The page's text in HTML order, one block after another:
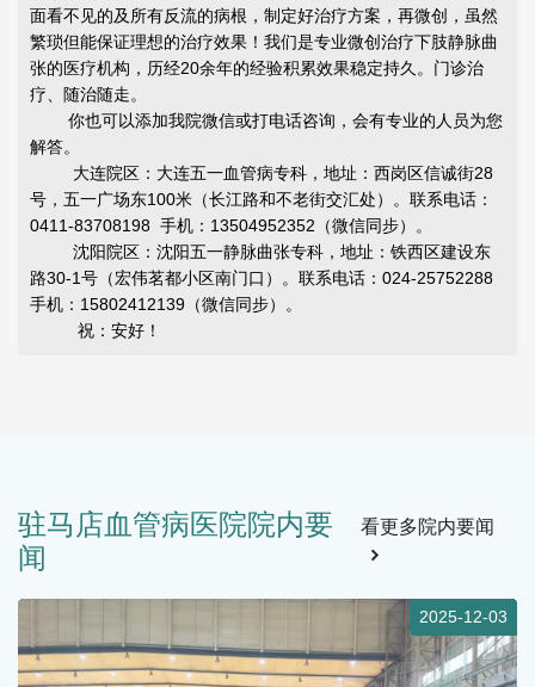
面看不见的及所有反流的病根，制定好治疗方案，再微创，虽然
繁琐但能保证理想的治疗效果 ！我们是专业微创治疗下肢静脉曲
张的医疗机构，历经20余年的经验积累效果稳定持久。门诊治
疗、随治随走。
你也可以添加我院微信或打电话咨询，会有专业的人员为您
解答。
大连院区：大连五一血管病专科，地址：西岗区信诚街28
号，五一广场东100米（长江路和不老街交汇处）。联系电话：
0411-83708198 手机：13504952352（微信同步）。
沈阳院区：沈阳五一静脉曲张专科，地址：铁西区建设东
路30-1号（宏伟茗都小区南门口）。联系电话：024-25752288
手机：15802412139（微信同步）。
祝：安好！
驻马店血管病医院院内要
闻
看更多院内要闻
2025-12-03